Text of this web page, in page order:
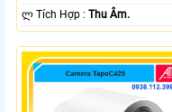
️ლ Tích Hợp :Thu Âm.